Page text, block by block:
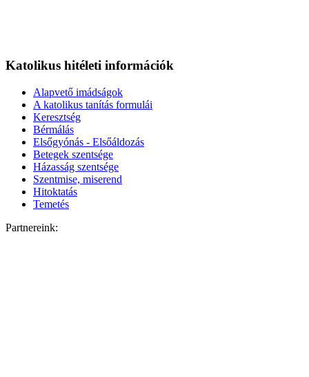
Katolikus hitéleti információk
Alapvető imádságok
A katolikus tanítás formulái
Keresztség
Bérmálás
Elsőgyónás - Elsőáldozás
Betegek szentsége
Házasság szentsége
Szentmise, miserend
Hitoktatás
Temetés
Partnereink: